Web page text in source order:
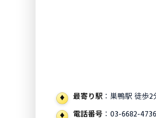
最寄り駅 ：巣鴨駅 徒歩2
電話番号 ：03-6682-4736